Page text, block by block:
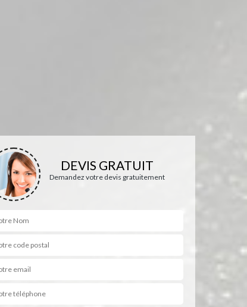
DEVIS GRATUIT
Demandez votre devis gratuitement